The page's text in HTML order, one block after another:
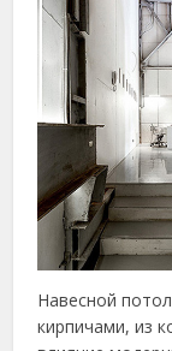
Навесной
кирпичами, из